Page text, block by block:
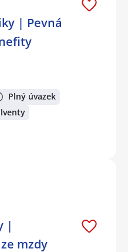
| Pevná
Plný úvazek
|
mzdy